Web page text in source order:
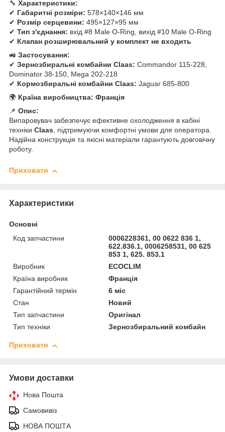
🔧 Характеристики:
✔ Габаритні розміри: 578×140×146 мм
✔ Розмір серцевини: 495×127×95 мм
✔ Тип з'єднання: вхід #8 Male O-Ring, вихід #10 Male O-Ring
✔ Клапан розширювальний у комплект не входить
🚜 Застосування:
✔ Зернозбиральні комбайни Claas: Commandor 115-228,
Dominator 38-150, Mega 202-218
✔ Кормозбиральні комбайни Claas: Jaguar 685-800
🌍 Країна виробництва: Франція
📌 Опис:
Випаровувач забезпечує ефективне охолодження в кабіні
техніки Claas , підтримуючи комфортні умови для оператора.
Надійна конструкція та якісні матеріали гарантують довговічну
роботу.
Приховати
Характеристики
Основні
Код запчастини
0006228361, 00 0622 836 1,
622.836.1, 0006258531, 00 625
853 1, 625. 853.1
Виробник
ECOCLIM
Країна виробник
Франція
Гарантійний термін
6 міс
Стан
Новий
Тип запчастини
Оригінал
Тип техніки
Зернозбиральний комбайн
Приховати
Умови доставки
Нова Пошта
Самовивіз
НОВА ПОШТА